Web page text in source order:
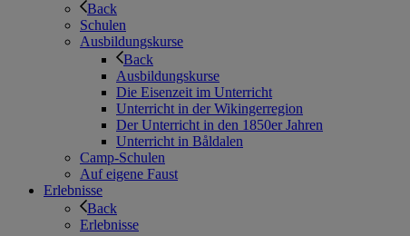
Back
Schulen
Ausbildungskurse
Back
Ausbildungskurse
Die Eisenzeit im Unterricht
Unterricht in der Wikingerregion
Der Unterricht in den 1850er Jahren
Unterricht in Båldalen
Camp-Schulen
Auf eigene Faust
Erlebnisse
Back
Erlebnisse